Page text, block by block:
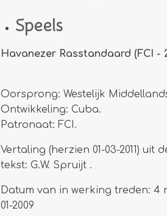
Speels
Havanezer Rasstandaard (FCI -
Oorsprong: Westelijk
Ontwikkeling: Cuba.
Patronaat: FCI.
Vertaling (herzien 01-03-2011) uit
tekst: G.W. Spruijt .
Datum van in werking treden: 4
01-2009